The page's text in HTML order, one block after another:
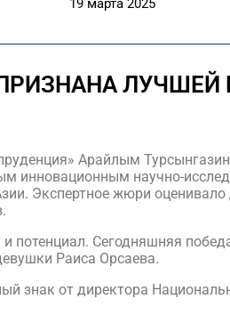
19 марта 2025
ЛУЧШЕЙ
Арайлым
инновационным научно-
Экспертное жюри
Сегодняшняя
Раиса Орсаева.
знак от директора